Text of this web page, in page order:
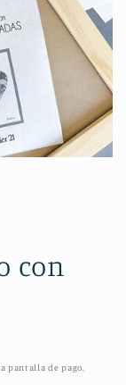
con
pantalla de pago.